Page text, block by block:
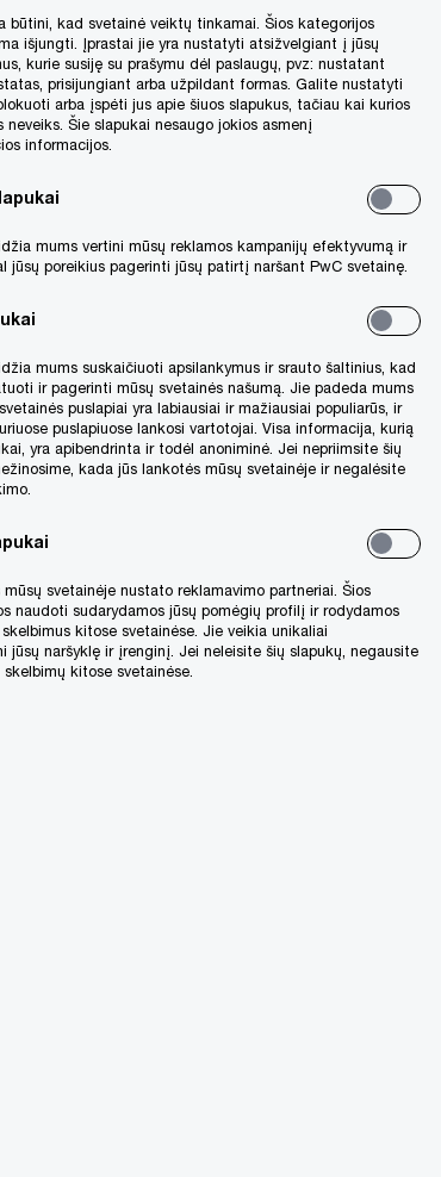
būtini, kad svetainė veiktų tinkamai. Šios kategorijos
išjungti. Įprastai jie yra nustatyti atsižvelgiant į jūsų
kurie susiję su prašymu dėl paslaugų, pvz: nustatant
prisijungiant arba užpildant formas. Galite nustatyti
arba įspėti jus apie šiuos slapukus, tačiau kai kurios
neveiks. Šie slapukai nesaugo jokios asmenį
informacijos.
mums vertini mūsų reklamos kampanijų efektyvumą ir
jūsų poreikius pagerinti jūsų patirtį naršant PwC svetainę.
mums suskaičiuoti apsilankymus ir srauto šaltinius, kad
ir pagerinti mūsų svetainės našumą. Jie padeda mums
puslapiai yra labiausiai ir mažiausiai populiarūs, ir
puslapiuose lankosi vartotojai. Visa informacija, kurią
yra apibendrinta ir todėl anoniminė. Jei nepriimsite šių
kada jūs lankotės mūsų svetainėje ir negalėsite
mūsų svetainėje nustato reklamavimo partneriai. Šios
naudoti sudarydamos jūsų pomėgių profilį ir rodydamos
kitose svetainėse. Jie veikia unikaliai
jūsų naršyklę ir įrenginį. Jei neleisite šių slapukų, negausite
kitose svetainėse.